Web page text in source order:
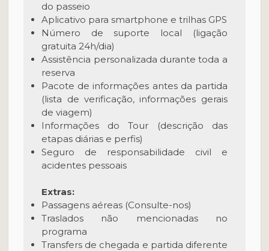
do passeio
Aplicativo para smartphone e trilhas GPS
Número de suporte local (ligação
gratuita 24h/dia)
Assistência personalizada durante toda a
reserva
Pacote de informações antes da partida
(lista de verificação, informações gerais
de viagem)
Informações do Tour (descrição das
etapas diárias e perfis)
Seguro de responsabilidade civil e
acidentes pessoais
Extras:
Passagens aéreas (Consulte-nos)
Traslados não mencionadas no
programa
Transfers de chegada e partida diferente